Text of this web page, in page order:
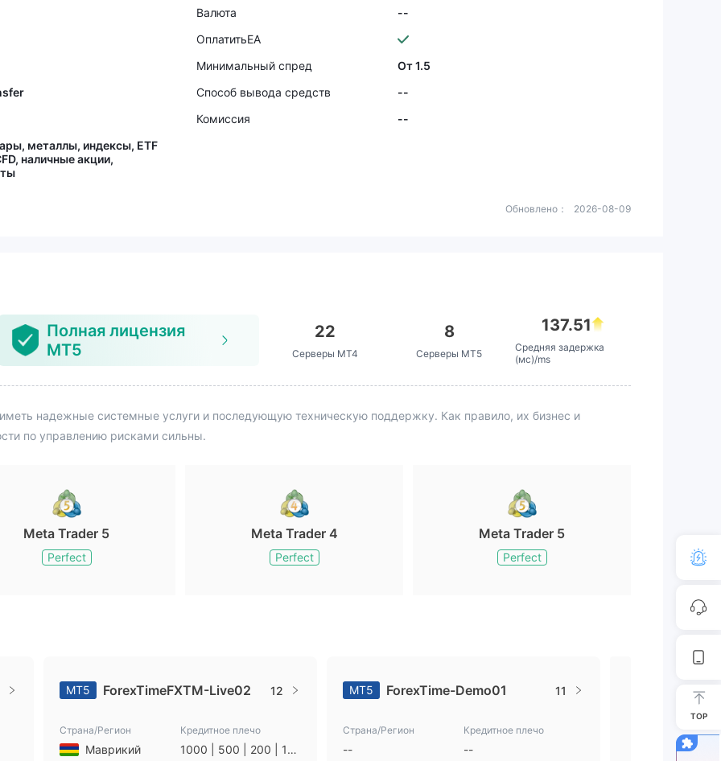
Валюта
--
ОплатитьEA
Минимальный спред
От 1.5
Способ вывода средств
--
Комиссия --
металлы, индексы, ETF
наличные акции,
Обновлено： 2026-08-09
Полная лицензия
MT5
22
Серверы MT4
8
Серверы MT5
137.51
Средняя задержка
(мс)/ms
надежные системные услуги и последующую техническую поддержку. Как правило, их бизнес и
по управлению рисками сильны.
Meta Trader 5
Perfect
Meta Trader 4
Perfect
Meta Trader 5
Perfect
MT5 ForexTimeFXTM-Live02 12
Страна/Регион
Маврикий
Кредитное плечо
1000 | 500 | 200 | 10
MT5 ForexTime-Demo01 11
Страна/Регион
--
Кредитное плечо
--
TOP